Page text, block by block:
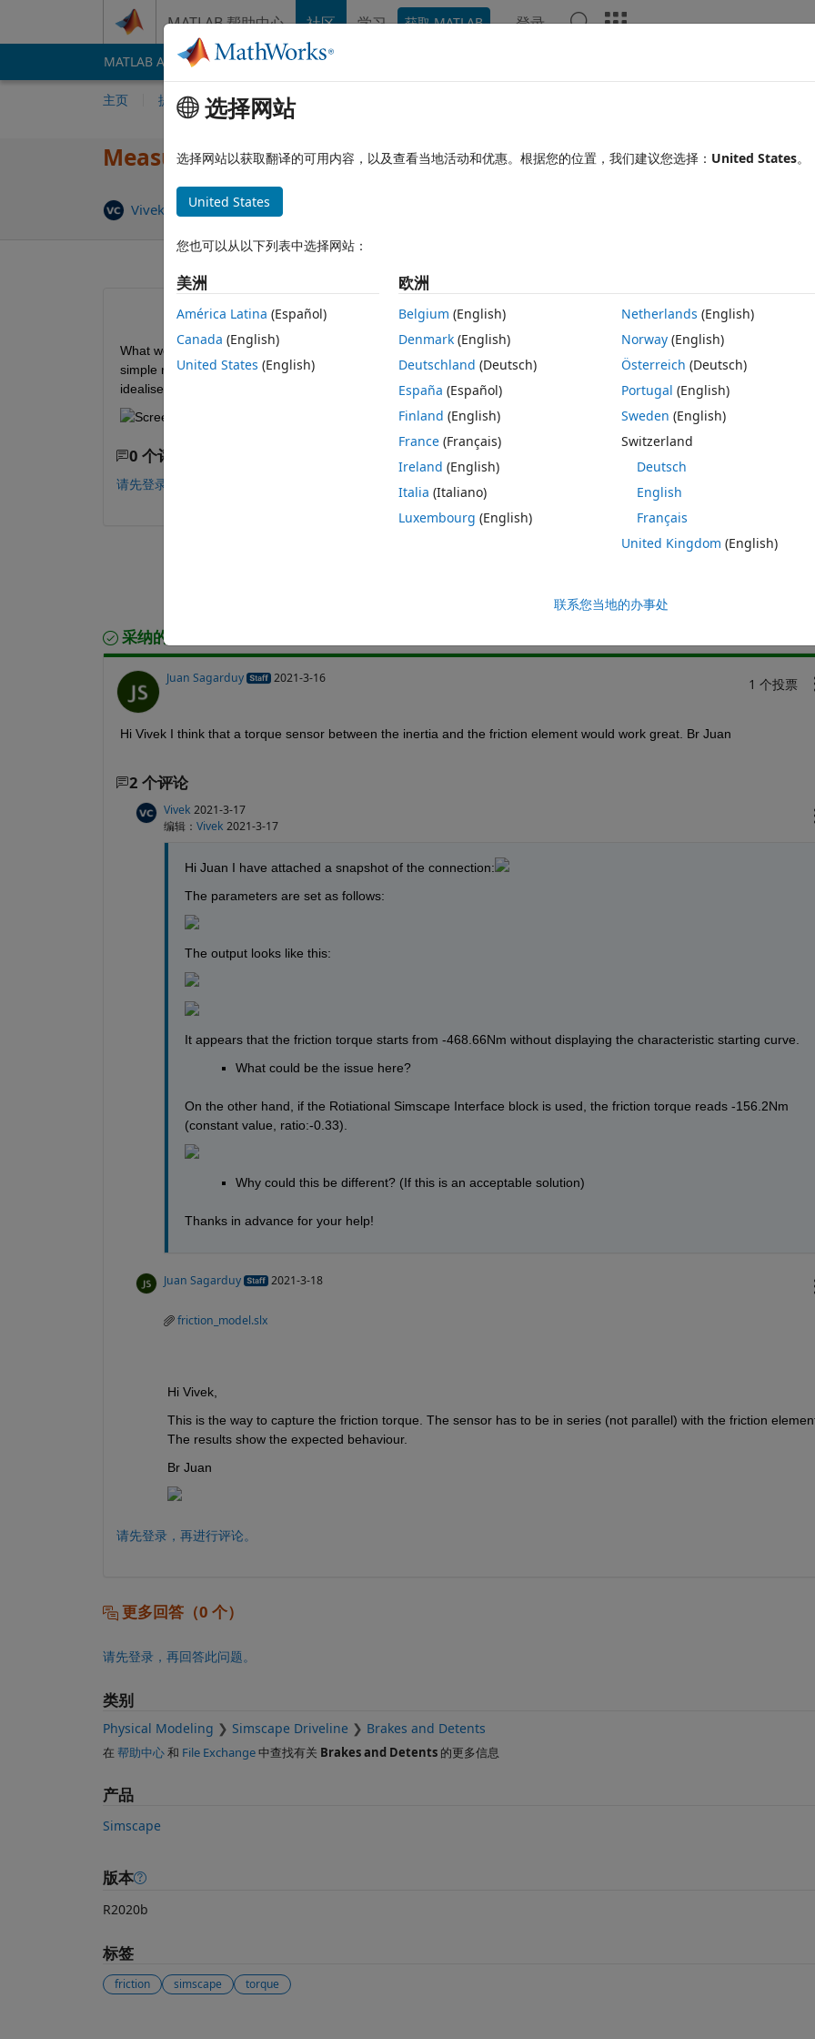
MATLAB 帮助中心 社区 学习 获取 MATLAB 登录
MATLAB Answers File Exchange
主页 提问 回答 浏览
Measuring SimScape friction torque
Vivek 2021 3 16 1 个回答
0 个投票
What would be the best way to measure friction torque generated by the rotational friction block shown in the image of a
simple rotational system in the image? The system has a constant input connected to an ideal torque source and an
idealised rotational motion sensor as the output.
0 个评论
请先登录，再进行评论。
请先登录，再回
采纳的回答
Juan Sagarduy 2021-3-16 1 个投票
Hi Vivek I think that a torque sensor between the inertia and the friction element would work great. Br Juan
2 个评论
Vivek 2021-3-17
编辑： Vivek 2021-3-17
Hi Juan I have attached a snapshot of the connection:
The parameters are set as follows:
The output looks like this:
It appears that the friction torque starts from -468.66Nm without displaying the characteristic starting curve.
What could be the issue here?
On the other hand, if the Rotiational Simscape Interface block is used, the friction torque reads -156.2Nm
(constant value, ratio:-0.33).
Why could this be different? (If this is an acceptable solution)
Thanks in advance for your help!
Juan Sagarduy 2021-3-18
friction_model.slx
Hi Vivek,
This is the way to capture the friction torque. The sensor has to be in series (not parallel) with the friction
The results show the expected behaviour.
Br Juan
请先登录，再进行评论。
更多回答（0 个）
请先登录，再回答此问题。
类别
Physical Modeling Simscape Driveline Brakes and Detents
在 帮助中心和 File Exchange中查找有关 Brakes and Detents的更多信息
产品
Simscape
版本
R2020b
标签
friction simscape torque
选择网站
选择网站以获取翻译的可用内容，以及查看当地活动和优惠。根据您的位置，我们建议您选择： United States。
United States
您也可以从以下列表中选择网站：
美洲
América Latina (Español)
Canada (English)
United States (English)
欧洲
Belgium (English)
Denmark (English)
Deutschland (Deutsch)
España (Español)
Finland (English)
France (Français)
Ireland (English)
Italia (Italiano)
Luxembourg (English)
Netherlands (English)
Norway(English)
Österreich (Deutsch)
Portugal (English)
Sweden (English)
Switzerland
Deutsch
English
Français
United Kingdom (English)
联系您当地的办事处